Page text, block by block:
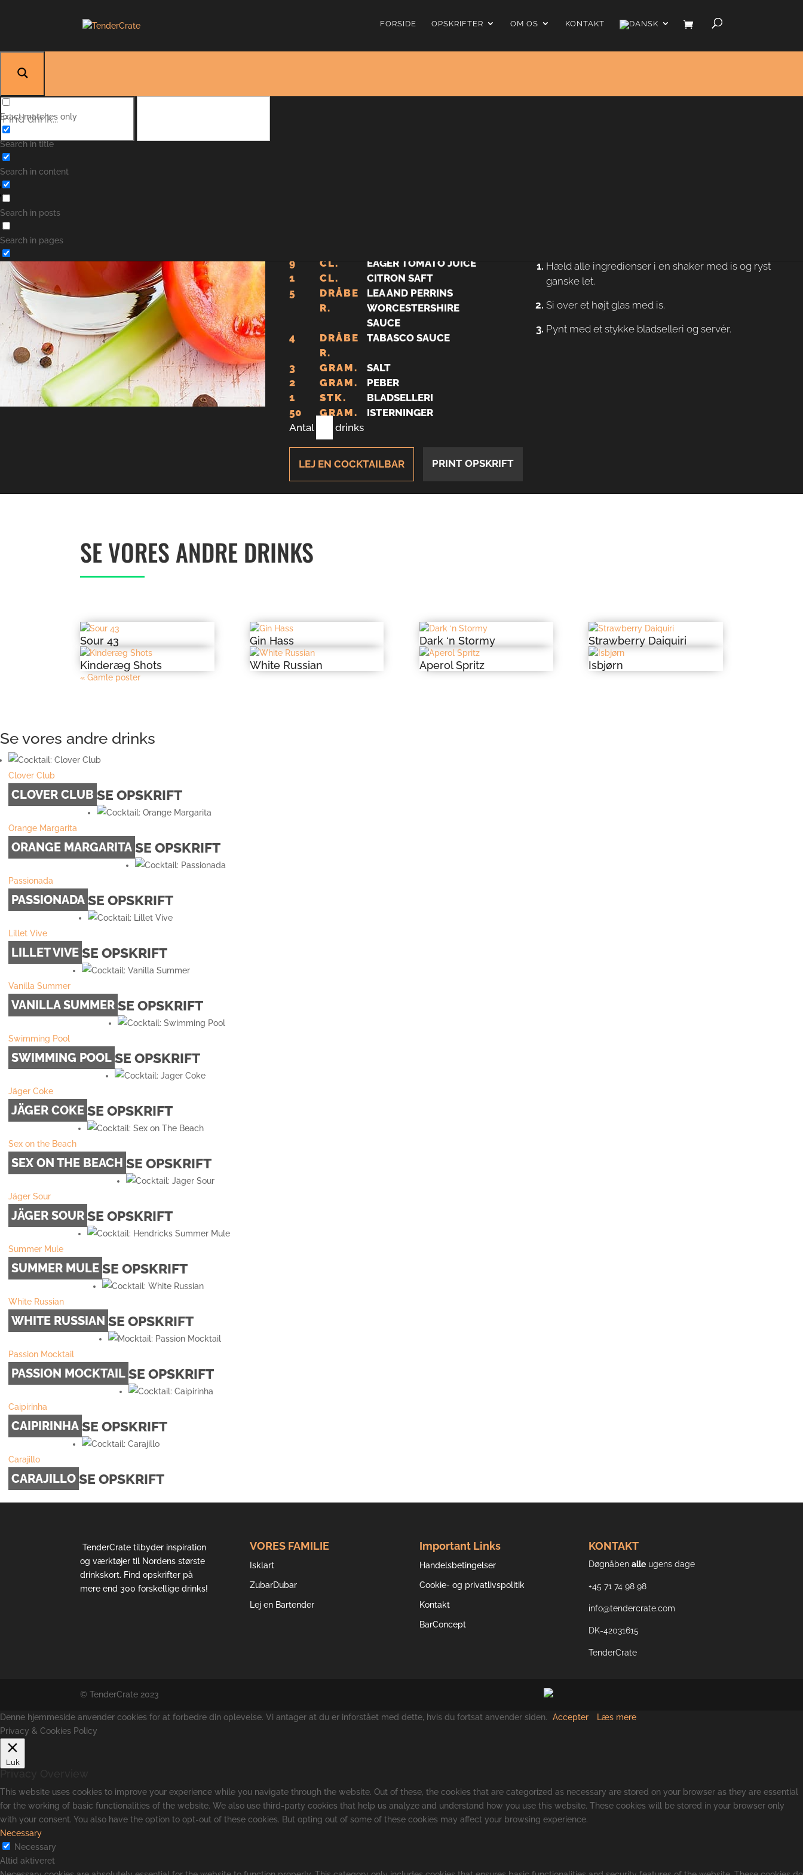
FORSIDE OPSKRIFTER OM OS KONTAKT
Exact matches only
Search in title
Search in content
Search in posts
Search in pages
Bloody Jäger
9
CL.
EAGER TOMATO JUICE
1
CL.
CITRON SAFT
5
DRÅBE
R.
LEA AND PERRINS
WORCESTERSHIRE
SAUCE
4
DRÅBE
R.
TABASCO SAUCE
3 GRAM.
SALT
2
GRAM.
PEBER
1
STK.
BLADSELLERI
50
GRAM.
ISTERNINGER
Antal
drinks
Hæld alle ingredienser i en shaker med is og ryst
ganske let.
Si over et højt glas med is.
Pynt med et stykke bladselleri og servér.
LEJ EN COCKTAILBAR PRINT OPSKRIFT
SE VORES ANDRE DRINKS
Sour 43 Gin Hass Dark ‘n Stormy
Strawberry Daiquiri
Kinderæg Shots
White Russian Aperol Spritz Isbjørn
« Gamle poster
Se vores andre drinks
Clover Club
CLOVER CLUB SE OPSKRIFT
Orange Margarita
ORANGE MARGARITA SE OPSKRIFT
Passionada
PASSIONADA SE OPSKRIFT
Lillet Vive
LILLET VIVE SE OPSKRIFT
Vanilla Summer
VANILLA SUMMER SE OPSKRIFT
Swimming Pool
SWIMMING POOL SE OPSKRIFT
Jäger Coke
JÄGER COKE SE OPSKRIFT
Sex on the Beach
SEX ON THE BEACH SE OPSKRIFT
Jäger Sour
JÄGER SOUR SE OPSKRIFT
Summer Mule
SUMMER MULE SE OPSKRIFT
White Russian
WHITE RUSSIAN SE OPSKRIFT
Passion Mocktail
PASSION MOCKTAIL SE OPSKRIFT
Caipirinha
CAIPIRINHA SE OPSKRIFT
Carajillo
CARAJILLO SE OPSKRIFT
TenderCrate tilbyder inspiration
og værktøjer til Nordens største
drinkskort. Find opskrifter på
mere end 300 forskellige drinks!
VORES FAMILIE
Isklart
ZubarDubar
Lej en Bartender
Important Links
Handelsbetingelser
Cookie- og privatlivspolitik
Kontakt
BarConcept
KONTAKT
Døgnåbenalle ugens dage
+45 71 74 98 98
info@tendercrate.com
DK-42031615
TenderCrate
© TenderCrate 2023
Denne hjemmeside anvender cookies for at forbedre din oplevelse. Vi antager at du er inforstået med dette, hvis du fortsat anvender siden. Accepter
Læs mere
Privacy & Cookies Policy
Luk
This website uses cookies to improve your experience while you navigate through the website. Out of these, the cookies that are categorized as necessary are stored on your browser as they are essential
for the working of basic functionalities of the website. We also use third-party cookies that help us analyze and understand how you use this website. These cookies will be stored in your browser only
with your consent. You also have the option to opt-out of these cookies. But opting out of some of these cookies may affect your browsing experience.
Necessary
Necessary
Altid aktiveret